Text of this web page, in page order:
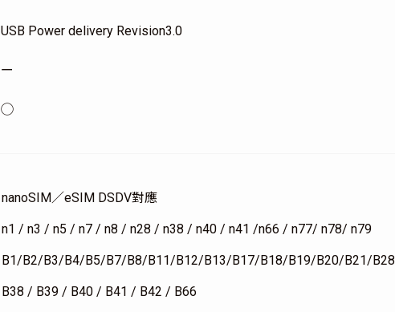
USB Power delivery Revision3.0
ー
◯
nanoSIM／eSIM DSDV對應
n1 / n3 / n5 / n7 / n8 / n28 / n38 / n40 / n41 /n66 / n77/ n78/ n79
B1/B2/B3/B4/B5/B7/B8/B11/B12/B13/B17/B18/B19/B20/B21/B28
B38 / B39 / B40 / B41 / B42 / B66